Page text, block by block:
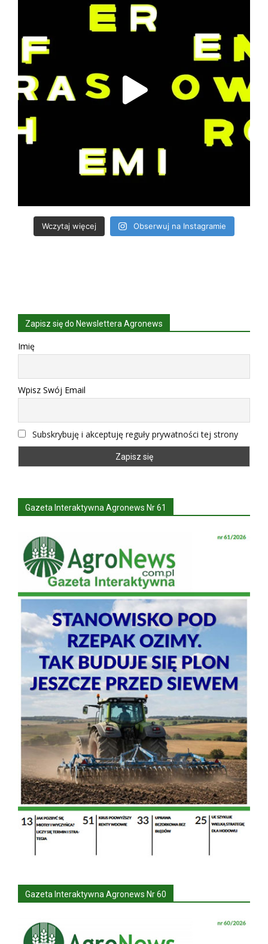
Wczytaj więcej Obserwuj na Instagramie
Zapisz się do Newslettera Agronews
Imię
Wpisz Swój Email
Subskrybuję i akceptuję reguły prywatności tej strony
Gazeta Interaktywna Agronews Nr 61
Gazeta Interaktywna Agronews Nr 60